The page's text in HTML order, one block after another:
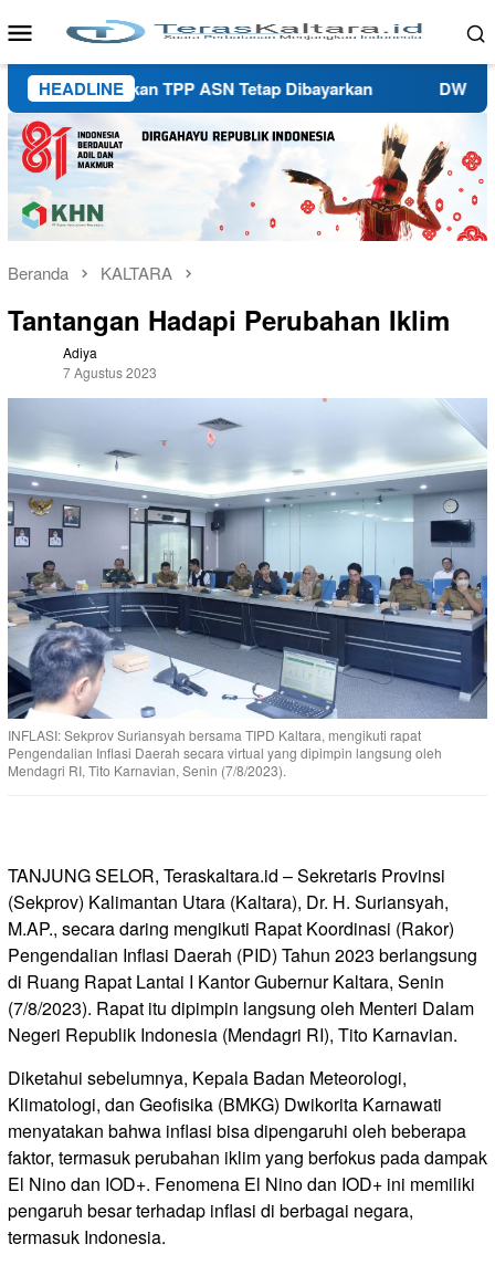
ke
Menu
Mobile
HEADLINE
Pastikan TPP ASN Tetap Dibayarkan DWP Kaltara
Beranda KALTARA
Tantangan Hadapi Perubahan Iklim
Adiya
7 Agustus 2023
INFLASI: Sekprov Suriansyah bersama TIPD Kaltara, mengikuti rapat
Pengendalian Inflasi Daerah secara virtual yang dipimpin langsung oleh
Mendagri RI, Tito Karnavian, Senin (7/8/2023).
TANJUNG SELOR, Teraskaltara.id – Sekretaris Provinsi
(Sekprov) Kalimantan Utara (Kaltara), Dr. H. Suriansyah,
M.AP., secara daring mengikuti Rapat Koordinasi (Rakor)
Pengendalian Inflasi Daerah (PID) Tahun 2023 berlangsung
di Ruang Rapat Lantai I Kantor Gubernur Kaltara, Senin
(7/8/2023). Rapat itu dipimpin langsung oleh Menteri Dalam
Negeri Republik Indonesia (Mendagri RI), Tito Karnavian.
Diketahui sebelumnya, Kepala Badan Meteorologi,
Klimatologi, dan Geofisika (BMKG) Dwikorita Karnawati
menyatakan bahwa inflasi bisa dipengaruhi oleh beberapa
faktor, termasuk perubahan iklim yang berfokus pada dampak
El Nino dan IOD+. Fenomena El Nino dan IOD+ ini memiliki
pengaruh besar terhadap inflasi di berbagai negara,
termasuk Indonesia.